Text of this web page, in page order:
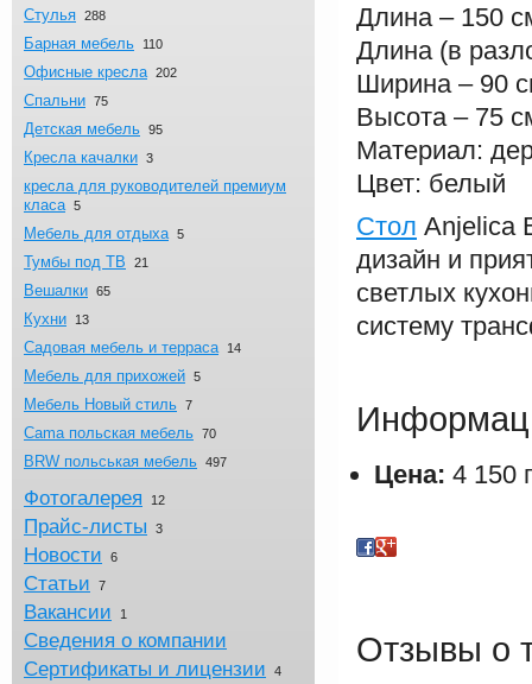
Стулья 288
Барная мебель 110
Офисные кресла 202
Спальни 75
Детская мебель 95
Кресла качалки 3
кресла для руководителей премиум
класа 5
Мебель для отдыха 5
Тумбы под ТВ 21
Вешалки 65
Кухни 13
Садовая мебель и терраса 14
Мебель для прихожей 5
Мебель Новый стиль 7
Cama польская мебель 70
BRW польськая мебель 497
Фотогалерея 12
Прайс-листы 3
Новости 6
Статьи 7
Вакансии 1
Сведения о компании
Сертификаты и лицензии
4
Длина – 150
Длина (в
Ширина – 90
Высота – 75
Материал:
Цвет: белый
Стол Anjelica
дизайн и
светлых
систему
Цена: 4 150
Отзывы о